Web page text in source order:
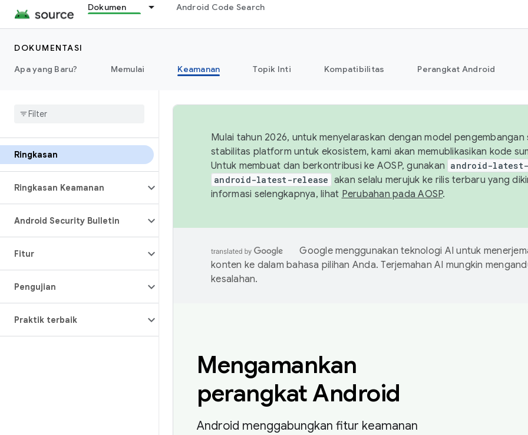
Dokumen Android Code Search
DOKUMENTASI
Apa yang Baru?
Memulai Keamanan Topik Inti Kompatibilitas Perangkat Android
Ringkasan
Ringkasan Keamanan
Android Security Bulletin
Fitur
Pengujian
Praktik terbaik
Mulai tahun 2026, untuk menyelaraskan dengan model
stabilitas platform untuk ekosistem, kami akan memublikasikan kode
Untuk membuat dan berkontribusi ke AOSP, gunakan android-
android-latest-release akan selalu merujuk ke rilis terbaru yang
informasi selengkapnya, lihat Perubahan pada AOSP.
Google menggunakan teknologi AI untuk
konten ke dalam bahasa pilihan Anda. Terjemahan AI mungkin
kesalahan.
Mengamankan
perangkat Android
Android menggabungkan fitur keamanan